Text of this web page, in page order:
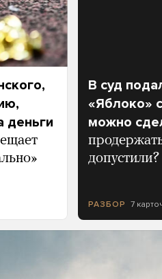
деньги
В суд
«Яблоко»
можно
допустили?
РАЗБОР 7